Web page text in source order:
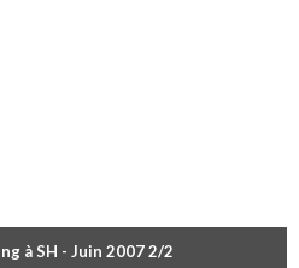
à SH - Juin 2007 2/2